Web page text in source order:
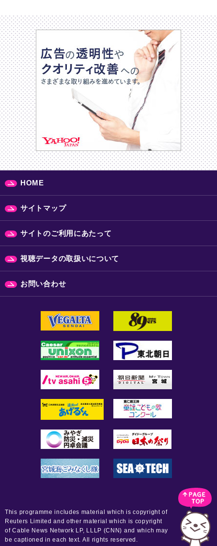
HOME
サイトマップ
サイトのご利用にあたって
視聴データの取扱いについて
お問い合わせ
This programme includes material which is copyright of
Reuters Limited and other material which is copyright
of Cable News Network LP, LLLP (CNN) and which may
be captioned in each text. All rights reserved.